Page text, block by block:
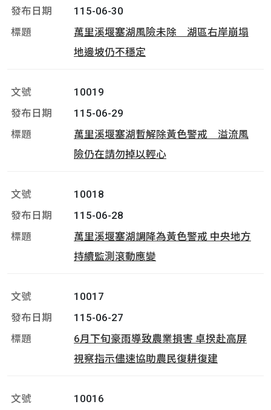
115-06-30
萬里溪堰塞湖風險未除 湖區右岸崩塌
地邊坡仍不穩定
10019
115-06-29
萬里溪堰塞湖暫解除黃色警戒 溢流風
險仍在請勿掉以輕心
10018
115-06-28
萬里溪堰塞湖調降為黃色警戒 中央地方
持續監測滾動應變
10017
115-06-27
6月下旬豪雨導致農業損害 卓揆赴高屏
視察指示儘速協助農民復耕復建
10016